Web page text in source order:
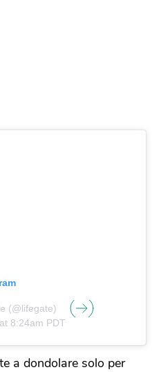
(@lifegate)
8:24am PDT
a dondolare solo per